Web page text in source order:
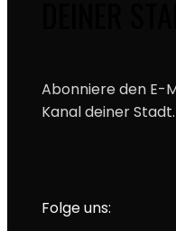
Abonniere den E-
Kanal deiner Stadt.
Folge uns: